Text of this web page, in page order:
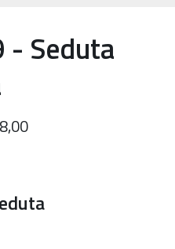
- Seduta